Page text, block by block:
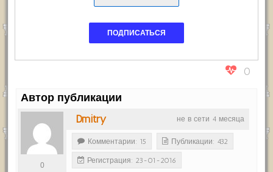
0
Автор публикации
не в сети 4 месяца
Dmitry
0
Комментарии: 15 Публикации: 432
Регистрация: 23-01-2016